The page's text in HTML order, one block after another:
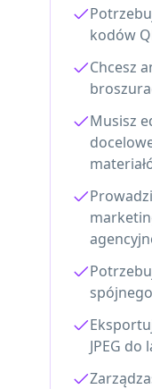
kodów
Chcesz
Musisz
JPEG